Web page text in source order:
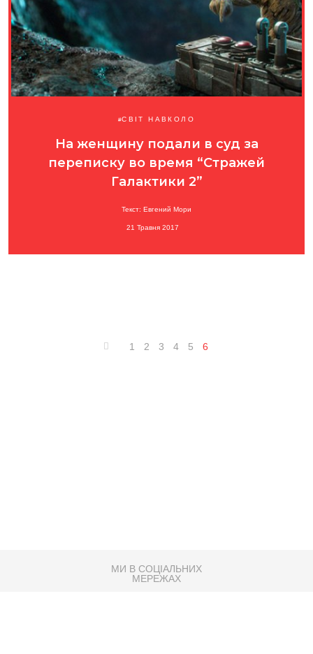
СВІТ НАВКОЛО
На женщину подали в суд за
переписку во время “Стражей
Галактики 2”
Текст: Евгений Мори
21 Травня 2017
1 2 3 4 5 6
МИ В СОЦІАЛЬНИХ
МЕРЕЖАХ